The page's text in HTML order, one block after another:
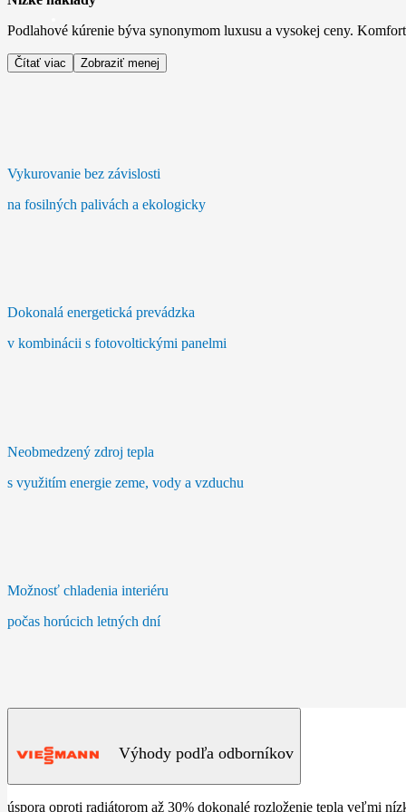
Podlahové kúrenie býva synonymom luxusu a vysokej ceny.
Čítať viac Zobraziť menej
Vykurovanie bez závislosti
na fosilných palivách a ekologicky
Dokonalá energetická prevádzka
v kombinácii s fotovoltickými panelmi
Neobmedzený zdroj tepla
s využitím energie zeme, vody a vzduchu
Možnosť chladenia interiéru
počas horúcich letných dní
Výhody podľa odborníkov
úspora oproti radiátorom až 30% dokonalé rozloženie tepla veľmi